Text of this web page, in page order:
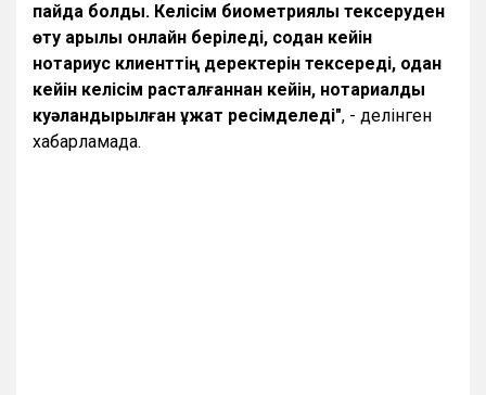
пайда болды. Келісім биометриялық тексеруден
өту арқылы онлайн беріледі, содан кейін
нотариус клиенттің деректерін тексереді, одан
кейін келісім расталғаннан кейін, нотариалды
куәландырылған құжат ресімделеді", - делінген
хабарламада.